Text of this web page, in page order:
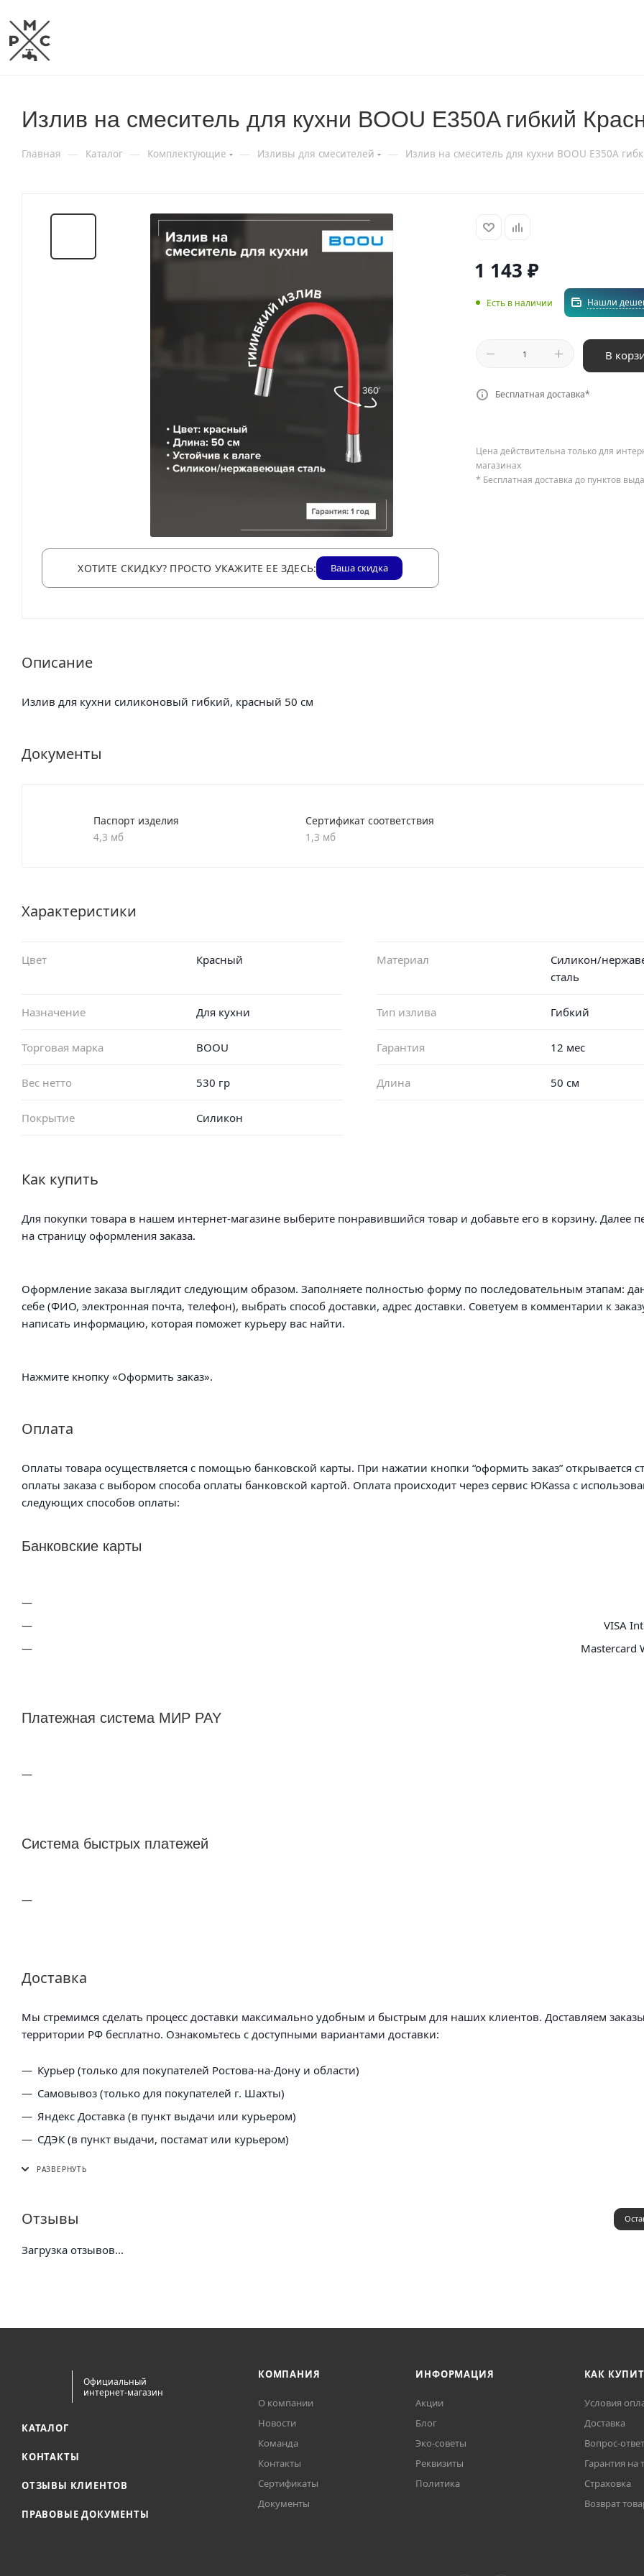
Излив на смеситель для кухни BOOU E350A гибкий
Главная — Каталог — Комплектующие — Изливы для смесителей — Излив на смеситель для кухни BOOU E350A
ХОТИТЕ СКИДКУ? ПРОСТО УКАЖИТЕ ЕЕ ЗДЕСЬ: Ваша скидка
1 143 ₽
Есть в наличии Нашли
В
Бесплатная доставка*
Цена действительна только для
магазинах
* Бесплатная доставка до пунктов
Описание
Излив для кухни силиконовый гибкий, красный 50 см
Документы
Паспорт изделия
4,3 мб
Сертификат соответствия
1,3 мб
Характеристики
Цвет Красный Материал
Силикон/
сталь
Назначение Для кухни Тип излива Гибкий
Торговая марка BOOU Гарантия 12 мес
Вес нетто 530 гр Длина 50 см
Покрытие Силикон
Как купить
Для покупки товара в нашем интернет-магазине выберите понравившийся товар и добавьте его в корзину. Далее
на страницу оформления заказа.
Оформление заказа выглядит следующим образом. Заполняете полностью форму по последовательным этапам:
себе (ФИО, электронная почта, телефон), выбрать способ доставки, адрес доставки. Советуем в комментарии к
написать информацию, которая поможет курьеру вас найти.
Нажмите кнопку «Оформить заказ».
Оплата
Оплаты товара осуществляется с помощью банковской карты. При нажатии кнопки “оформить заказ” открывается
оплаты заказа с выбором способа оплаты банковской картой. Оплата происходит через сервис ЮKassa с
следующих способов оплаты:
Банковские карты
VISA
Mastercard
Платежная система МИР PAY
Система быстрых платежей
Доставка
Мы стремимся сделать процесс доставки максимально удобным и быстрым для наших клиентов. Доставляем
территории РФ бесплатно. Ознакомьтесь с доступными вариантами доставки:
Курьер (только для покупателей Ростова-на-Дону и области)
Самовывоз (только для покупателей г. Шахты)
Яндекс Доставка (в пункт выдачи или курьером)
СДЭК (в пункт выдачи, постамат или курьером)
Отзывы
Загрузка отзывов...
Официальный
интернет-магазин
КАТАЛОГ
КОНТАКТЫ
ОТЗЫВЫ КЛИЕНТОВ
ПРАВОВЫЕ ДОКУМЕНТЫ
КОМПАНИЯ
О компании
Новости
Команда
Контакты
Сертификаты
Документы
ИНФОРМАЦИЯ
Акции
Блог
Эко-советы
Реквизиты
Политика
КАК
Условия
Доставка
Вопрос-ответ
Гарантия на
Страховка
Возврат